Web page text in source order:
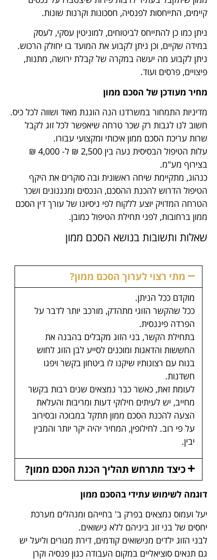
קיימים, התייחסות לפנסיה, חסכונות וקרנות שונות.
ניתן כמו כן להתייחס לביטוחים, למוניטין עסקי, לעסק
במידה שקיים, וכן ניתן לקבוע את המועד בו יחולק הרכוש.
ניתן לקבוע מה יעשה במקרה של קבלת ירושה, מתנות,
פיצויים, פרסים ועוד.
מחיר מעודכן של הסכם ממון
מדיניות התמחור במשרדנו הנה הוגנת מאוד ושווה לכל כיס.
חשוב לנו לגבות רק שכר טרחה שיאפשר לכל זוג לקבל
שרות עריכת הסכם ממון איכותי ומקצועי עבורו.
עלות הטיפול הבסיסית נעה בין 2,500 ₪ ל- 4,000 ₪
בצירוף מע"מ.
כנהוג, מתקיימת שיחה ראשונית ובה סוקרים את היקף
הטיפול הדרוש להכנת ההסכם, הנכסים ומנגנונים ושכר
הטרחה המדויק יוצע ללקוח לפי ניסיונו של עורך דין הסכם
ממון ברחובות, לפני תחילת הטיפול כמובן.
שאלות ותשובות בנושא הסכם ממון
מתי רצוי לערוך הסכם ממון?
מוקדם ככל הניתן.
ככל שהקשר הזוגי מתהדק, מורכב יותר לדבר על
הפרדה פיננסית.
בתחילת הקשר, בני הזוג מקבלים בהבנה את
החששות והדאגות ומוכנים לסייע לבן הזוג לחוש
בנוח עם רצונותיו שיקנו לו ביטחון בקשר ויפגו
חשדנות.
לעומת זאת, כאשר כבר נמצאים שנים רבות בקשר
מחייב, יש לעיתים חילוקי דעות ומריבות והעלאת
הצעה להכנת הסכם ממון תתקל במבוכה ובסירוב
על פי רוב. לחילופין, המחיר יהיה יקר יותר והמבין
יבין.
כיצד מתרחש תהליך הכנת הסכם ממון?
דוגמה לשימוש עתידי בהסכם ממון
יעל ועמוס נמצאים בפרק ב' בחייהם ומנהלים מערכת
יחסים של בני זוג ביניהם ללא נישואים.
לבני הזוג ילדים מנישואים קודמים, דירת מגורים וליעל יש
גם תנאים סוציאליים במקום העבודה כגון פנסיה וקרן